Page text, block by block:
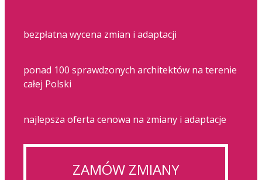
bezpłatna wycena zmian i adaptacji
ponad 100 sprawdzonych architektów na terenie
całej Polski
najlepsza oferta cenowa na zmiany i adaptacje
ZAMÓW ZMIANY